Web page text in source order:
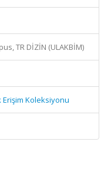
TR DİZİN (ULAKBİM)
Erişim Koleksiyonu